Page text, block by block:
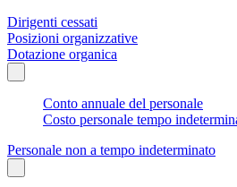
Dirigenti cessati
Posizioni organizzative
Dotazione organica
Conto annuale del personale
Costo personale tempo
Personale non a tempo indeterminato